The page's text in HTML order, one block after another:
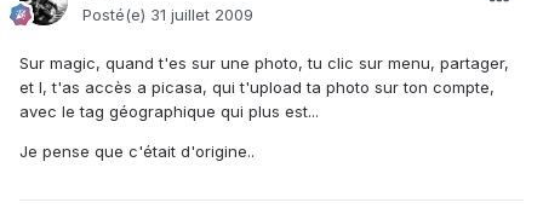
Posté(e) 31 juillet 2009
Sur magic, quand t'es sur une photo, tu clic sur menu, partager,
et l, t'as accès a picasa, qui t'upload ta photo sur ton compte,
avec le tag géographique qui plus est...
Je pense que c'était d'origine..